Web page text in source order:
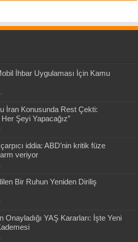
İhbar Uygulaması İçin Kamu
İran Konusunda Rest Çekti:
Şeyi Yapacağız”
iddia: ABD’nin kritik füze
veriyor
Bir Ruhun Yeniden Diriliş
Onayladığı YAŞ Kararları: İşte Yeni